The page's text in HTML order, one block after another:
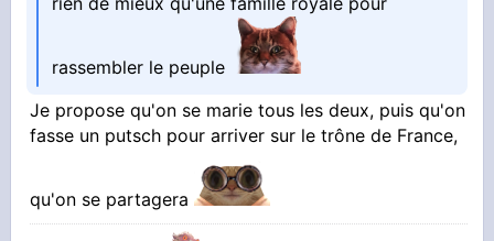
rassembler le peuple
Je propose qu'on se marie tous les deux, puis qu'on
fasse un putsch pour arriver sur le trône de France,
qu'on se partagera